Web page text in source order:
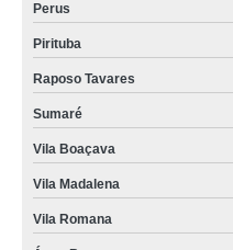
Perus
Pirituba
Raposo Tavares
Sumaré
Vila Boaçava
Vila Madalena
Vila Romana